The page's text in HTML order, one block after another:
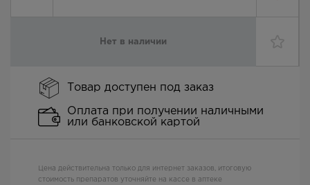
Нет в наличии
Товар доступен под заказ
Оплата при получении наличными
или банковской картой
Цена действительна только для интернет заказов, итоговую
стоимость препаратов уточняйте на кассе в аптеке